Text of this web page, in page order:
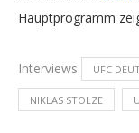
Hauptprogramm
Interviews UFC
NIKLAS STOLZE